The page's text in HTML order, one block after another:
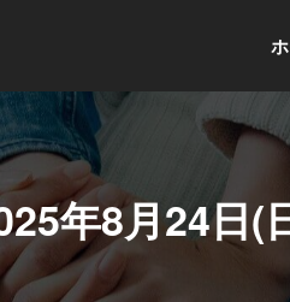
年8月24日(